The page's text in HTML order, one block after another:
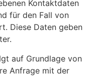
Kontaktdaten
für den Fall von
Diese Daten geben
auf Grundlage von
Anfrage mit der